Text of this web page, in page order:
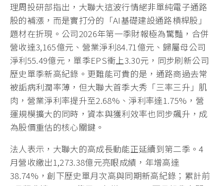
理周投研部指出，大聯大這波行情絕非單純電子通路
股的補漲，而是實打分的「AI基礎建設通路槓桿股」
題材在折現。公司2026年第一季財報極為驚豔，合併
營收達3,165億元、營業淨利84.71億元、歸屬母公司
淨利55.49億元，單季EPS衝上3.30元，同步刷新公司
歷史單季新高紀錄。更難能可貴的是，通路商過去常
被詬病利潤率薄，但大聯大首季大秀「三率三升」肌
肉，營業淨利率提升至2.68%、淨利率達1.75%，營
運規模擴大的同時，資本與獲利效率也同步飆升，成
為股價重估的核心關鍵。
法人表示，大聯大的高成長動能正延續到第二季。4
月營收繳出1,273.38億元亮眼成績，年增高達
38.74%，創下歷史單月次高與同期新高紀錄；累計前